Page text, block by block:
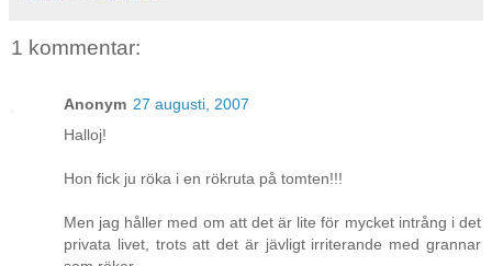
1 kommentar:
Anonym 27 augusti, 2007
Halloj!
Hon fick ju röka i en rökruta på tomten!!!
Men jag håller med om att det är lite för mycket intrång i det
privata livet, trots att det är jävligt irriterande med grannar